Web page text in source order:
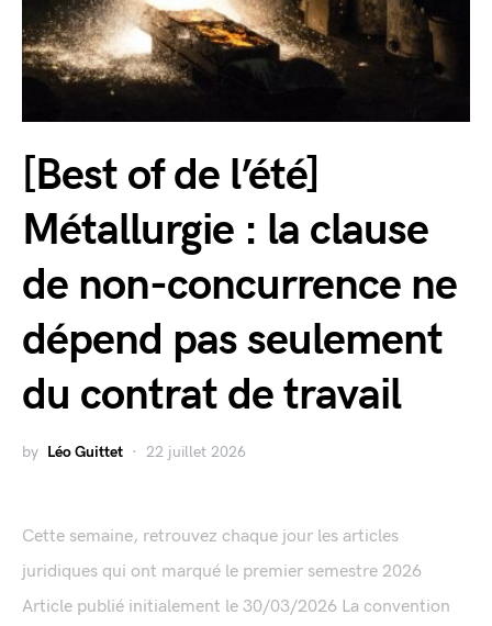
[Best of de l’été]
Métallurgie : la clause
de non-concurrence ne
dépend pas seulement
du contrat de travail
by Léo Guittet 22 juillet 2026
Cette semaine, retrouvez chaque jour les articles
juridiques qui ont marqué le premier semestre 2026
Article publié initialement le 30/03/2026 La convention